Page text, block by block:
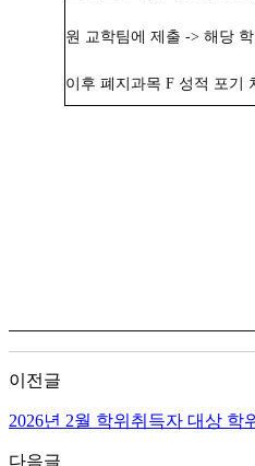
원 교학팀에 제출 -> 해당
이후 폐지과목 F 성적 포기
이전글
2026년 2월 학위취득자 대상 학
다음글